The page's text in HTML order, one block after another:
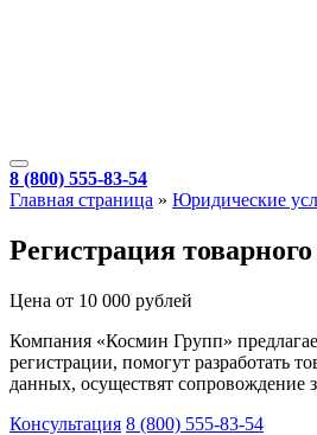
8 (800) 555-83-54
Главная страница » Юридические
Регистрация
Цена от 10 000 рублей
Компания «Космин Групп»
регистрации, помогут разработать
данных, осуществят сопровождение
Консультация 8 (800) 555-83-54